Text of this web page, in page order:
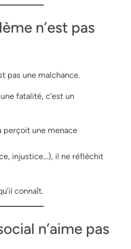
n’est pas
pas une malchance.
fatalité, c’est un
perçoit une menace
injustice…), il ne réfléchit
connaît.
n’aime pas